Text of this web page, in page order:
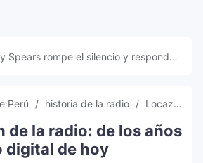
Spears rompe el silencio y responde
Perú historia de la radio Locaza FM
de la radio: de los años
digital de hoy